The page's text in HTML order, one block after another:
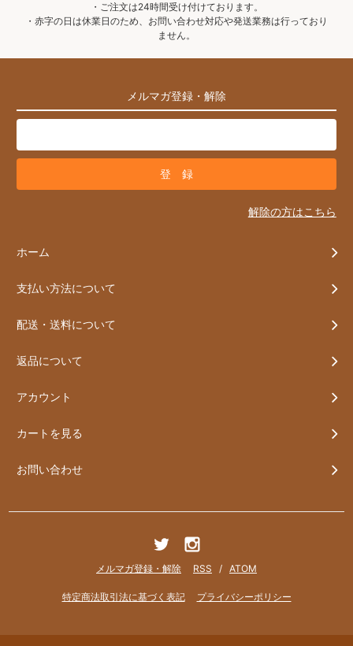
・ご注文は24時間受け付けております。
・赤字の日は休業日のため、お問い合わせ対応や発送業務は行っており
ません。
メルマガ登録・解除
解除の方はこちら
ホーム
支払い方法について
配送・送料について
返品について
アカウント
カートを見る
お問い合わせ
メルマガ登録・解除 RSS / ATOM
特定商法取引法に基づく表記 プライバシーポリシー